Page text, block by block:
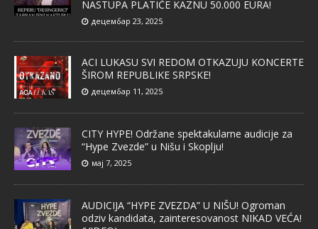
NASTUPA PLATIĆE KAZNU 50.000 EURA!
децембар 23, 2025
ACI LUKASU SVI REDOM OTKAZUJU KONCERTE
ŠIROM REPUBLIKE SRPSKE!
децембар 11, 2025
CITY HYPE! Održane spektakularne audicije za
“Hype Zvezde” u Nišu i Skoplju!
мај 7, 2025
AUDICIJA “HYPE ZVEZDA” U NIŠU! Ogroman
odziv kandidata, zainteresovanost NIKAD VEĆA!